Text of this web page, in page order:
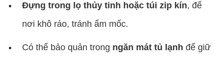
Đựng trong lọ thủy tinh hoặc túi zip kín, để
nơi khô ráo, tránh ẩm mốc.
Có thể bảo quản trong ngăn mát tủ lạnh để giữ